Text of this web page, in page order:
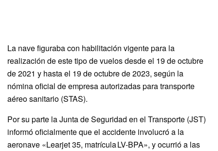
La nave figuraba con habilitación vigente para la
realización de este tipo de vuelos desde el 19 de octubre
de 2021 y hasta el 19 de octubre de 2023, según la
nómina oficial de empresa autorizadas para transporte
aéreo sanitario (STAS).
Por su parte la Junta de Seguridad en el Transporte (JST)
informó oficialmente que el accidente involucró a la
aeronave «Learjet 35, matrícula LV-BPA», y ocurrió a las